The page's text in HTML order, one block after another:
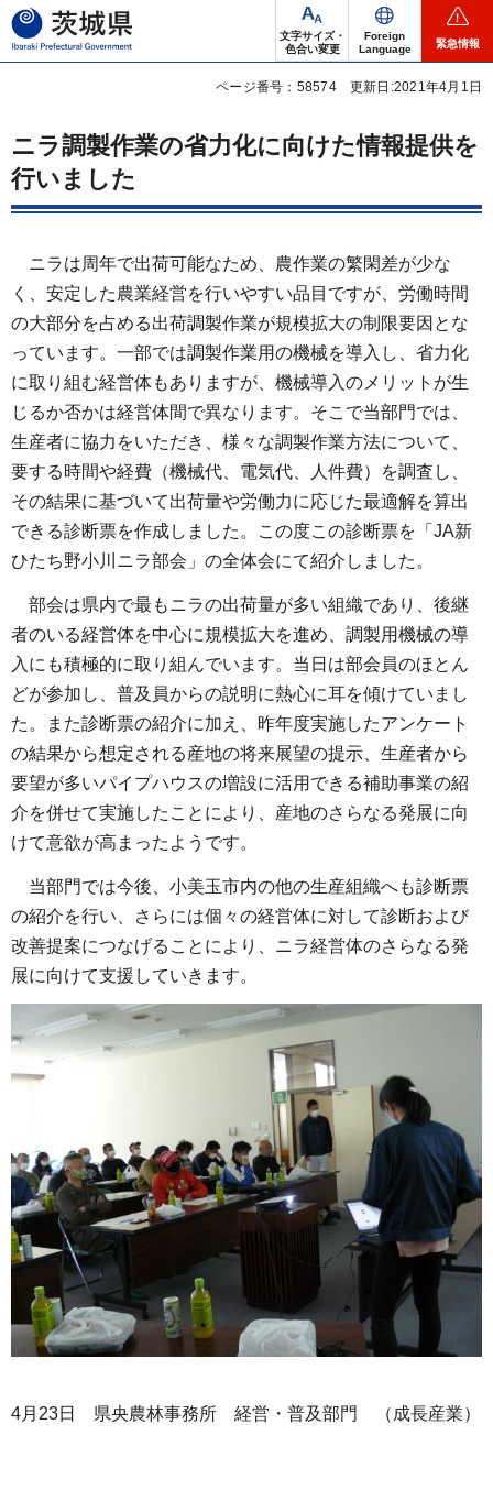
茨城県
文字サイズ・
色合い変更
Foreign
Language
緊急情報
ページ番号：58574 更新日:2021年4月1日
ニラ調製作業の省力化に向けた情報提供を
行いました
ニラは周年で出荷可能なため、農作業の繁閑差が少な
く、安定した農業経営を行いやすい品目ですが、労働時間
の大部分を占める出荷調製作業が規模拡大の制限要因とな
っています。一部では調製作業用の機械を導入し、省力化
に取り組む経営体もありますが、機械導入のメリットが生
じるか否かは経営体間で異なります。そこで当部門では、
生産者に協力をいただき、様々な調製作業方法について、
要する時間や経費（機械代、電気代、人件費）を調査し、
その結果に基づいて出荷量や労働力に応じた最適解を算出
できる診断票を作成しました。この度この診断票を「JA新
ひたち野小川ニラ部会」の全体会にて紹介しました。
部会は県内で最もニラの出荷量が多い組織であり、後継
者のいる経営体を中心に規模拡大を進め、調製用機械の導
入にも積極的に取り組んでいます。当日は部会員のほとん
どが参加し、普及員からの説明に熱心に耳を傾けていまし
た。また診断票の紹介に加え、昨年度実施したアンケート
の結果から想定される産地の将来展望の提示、生産者から
要望が多いパイプハウスの増設に活用できる補助事業の紹
介を併せて実施したことにより、産地のさらなる発展に向
けて意欲が高まったようです。
当部門では今後、小美玉市内の他の生産組織へも診断票
の紹介を行い、さらには個々の経営体に対して診断および
改善提案につなげることにより、ニラ経営体のさらなる発
展に向けて支援していきます。
4月23日 県央農林事務所 経営・普及部門 （成長産業）